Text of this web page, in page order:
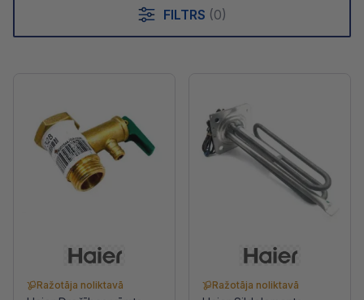
FILTRS (0)
Ražotāja noliktavā Ražotāja noliktavā